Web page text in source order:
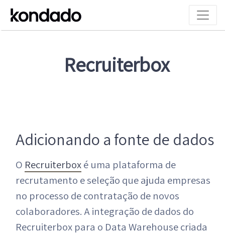
Recruiterbox
Adicionando a fonte de dados
O Recruiterboxé uma plataforma de
recrutamento e seleção que ajuda empresas
no processo de contratação de novos
colaboradores. A integração de dados do
Recruiterbox para o Data Warehouse criada